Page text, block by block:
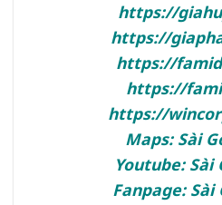
https://
https://
https://
https://
https://
Maps: Sài
Youtube: Sài
Fanpage: Sài